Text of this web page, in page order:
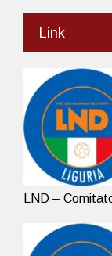
Link
LND –